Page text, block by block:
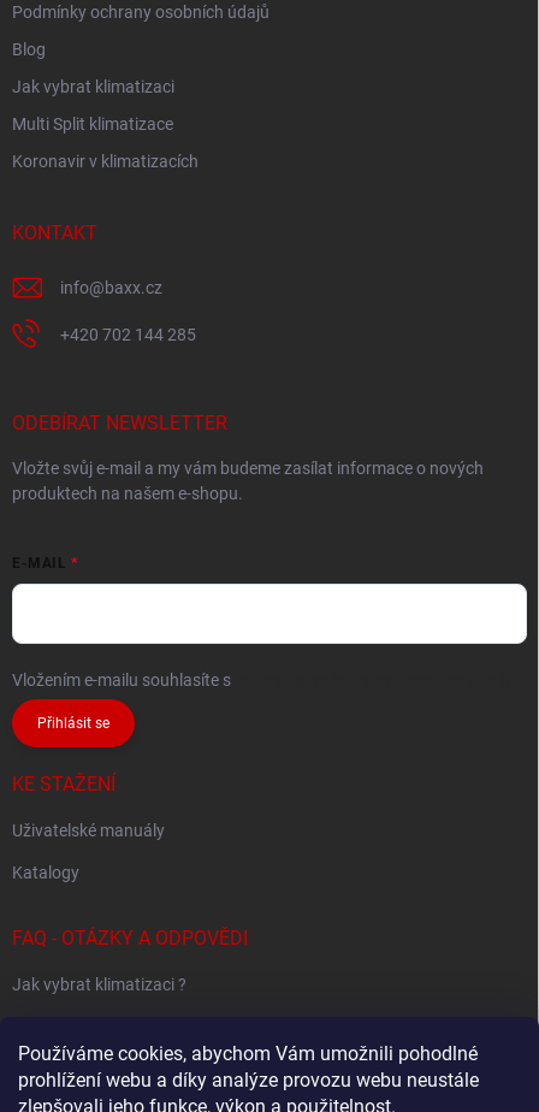
Používáme cookies, abychom Vám umožnili pohodlné
prohlížení webu a díky analýze provozu webu neustále
zlepšovali jeho funkce, výkon a použitelnost.
Podmínky ochrany osobních údajů
Blog
Jak vybrat klimatizaci
Multi Split klimatizace
Koronavir v klimatizacích
KONTAKT
info@baxx.cz
+420 702 144 285
ODEBÍRAT NEWSLETTER
Vložte svůj e-mail a my vám budeme zasílat informace o nových
produktech na našem e-shopu.
E-MAIL
Vložením e-mailu souhlasíte s
Přihlásit se
KE STAŽENÍ
Uživatelské manuály
Katalogy
FAQ - OTÁZKY A ODPOVĚDI
Jak vybrat klimatizaci ?
Jak určit potřebný výkon klimatizace ?